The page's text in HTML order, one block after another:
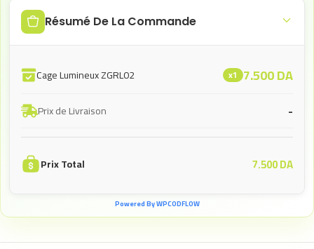
Résumé De La Commande
Cage Lumineux ZGRL02 x1 7.500DA
Prix de Livraison -
Prix Total 7.500DA
Powered By WPCODFLOW